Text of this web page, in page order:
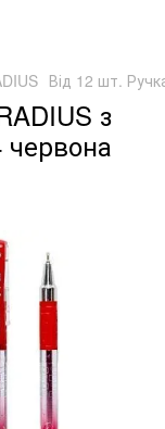
Від 12 шт.
з